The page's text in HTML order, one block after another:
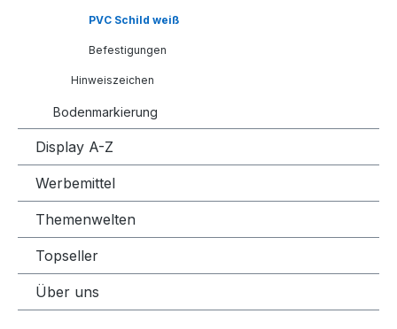
PVC Schild weiß
Befestigungen
Hinweiszeichen
Bodenmarkierung
Display A-Z
Werbemittel
Themenwelten
Topseller
Über uns